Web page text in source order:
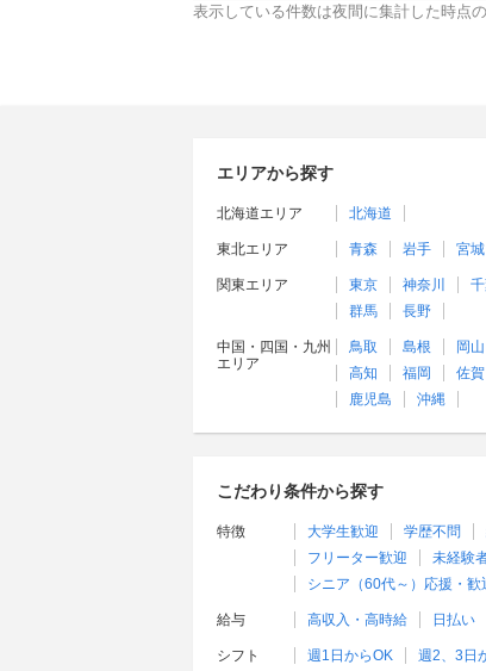
表示している件数は夜間に集計した時点
エリアから探す
北海道エリア 北海道
東北エリア 青森 岩手 宮城
関東エリア 東京 神奈川
群馬
長野
中国・四国・九州
エリア
鳥取 島根 岡山
高知
福岡 佐賀
鹿児島
沖縄
こだわり条件から探す
特徴 大学生歓迎 学歴不問
フリーター歓迎
未経験
シニア（60代～）応援・歓
給与 高収入・高時給 日払い
シフト 週1日からOK 週2、3日